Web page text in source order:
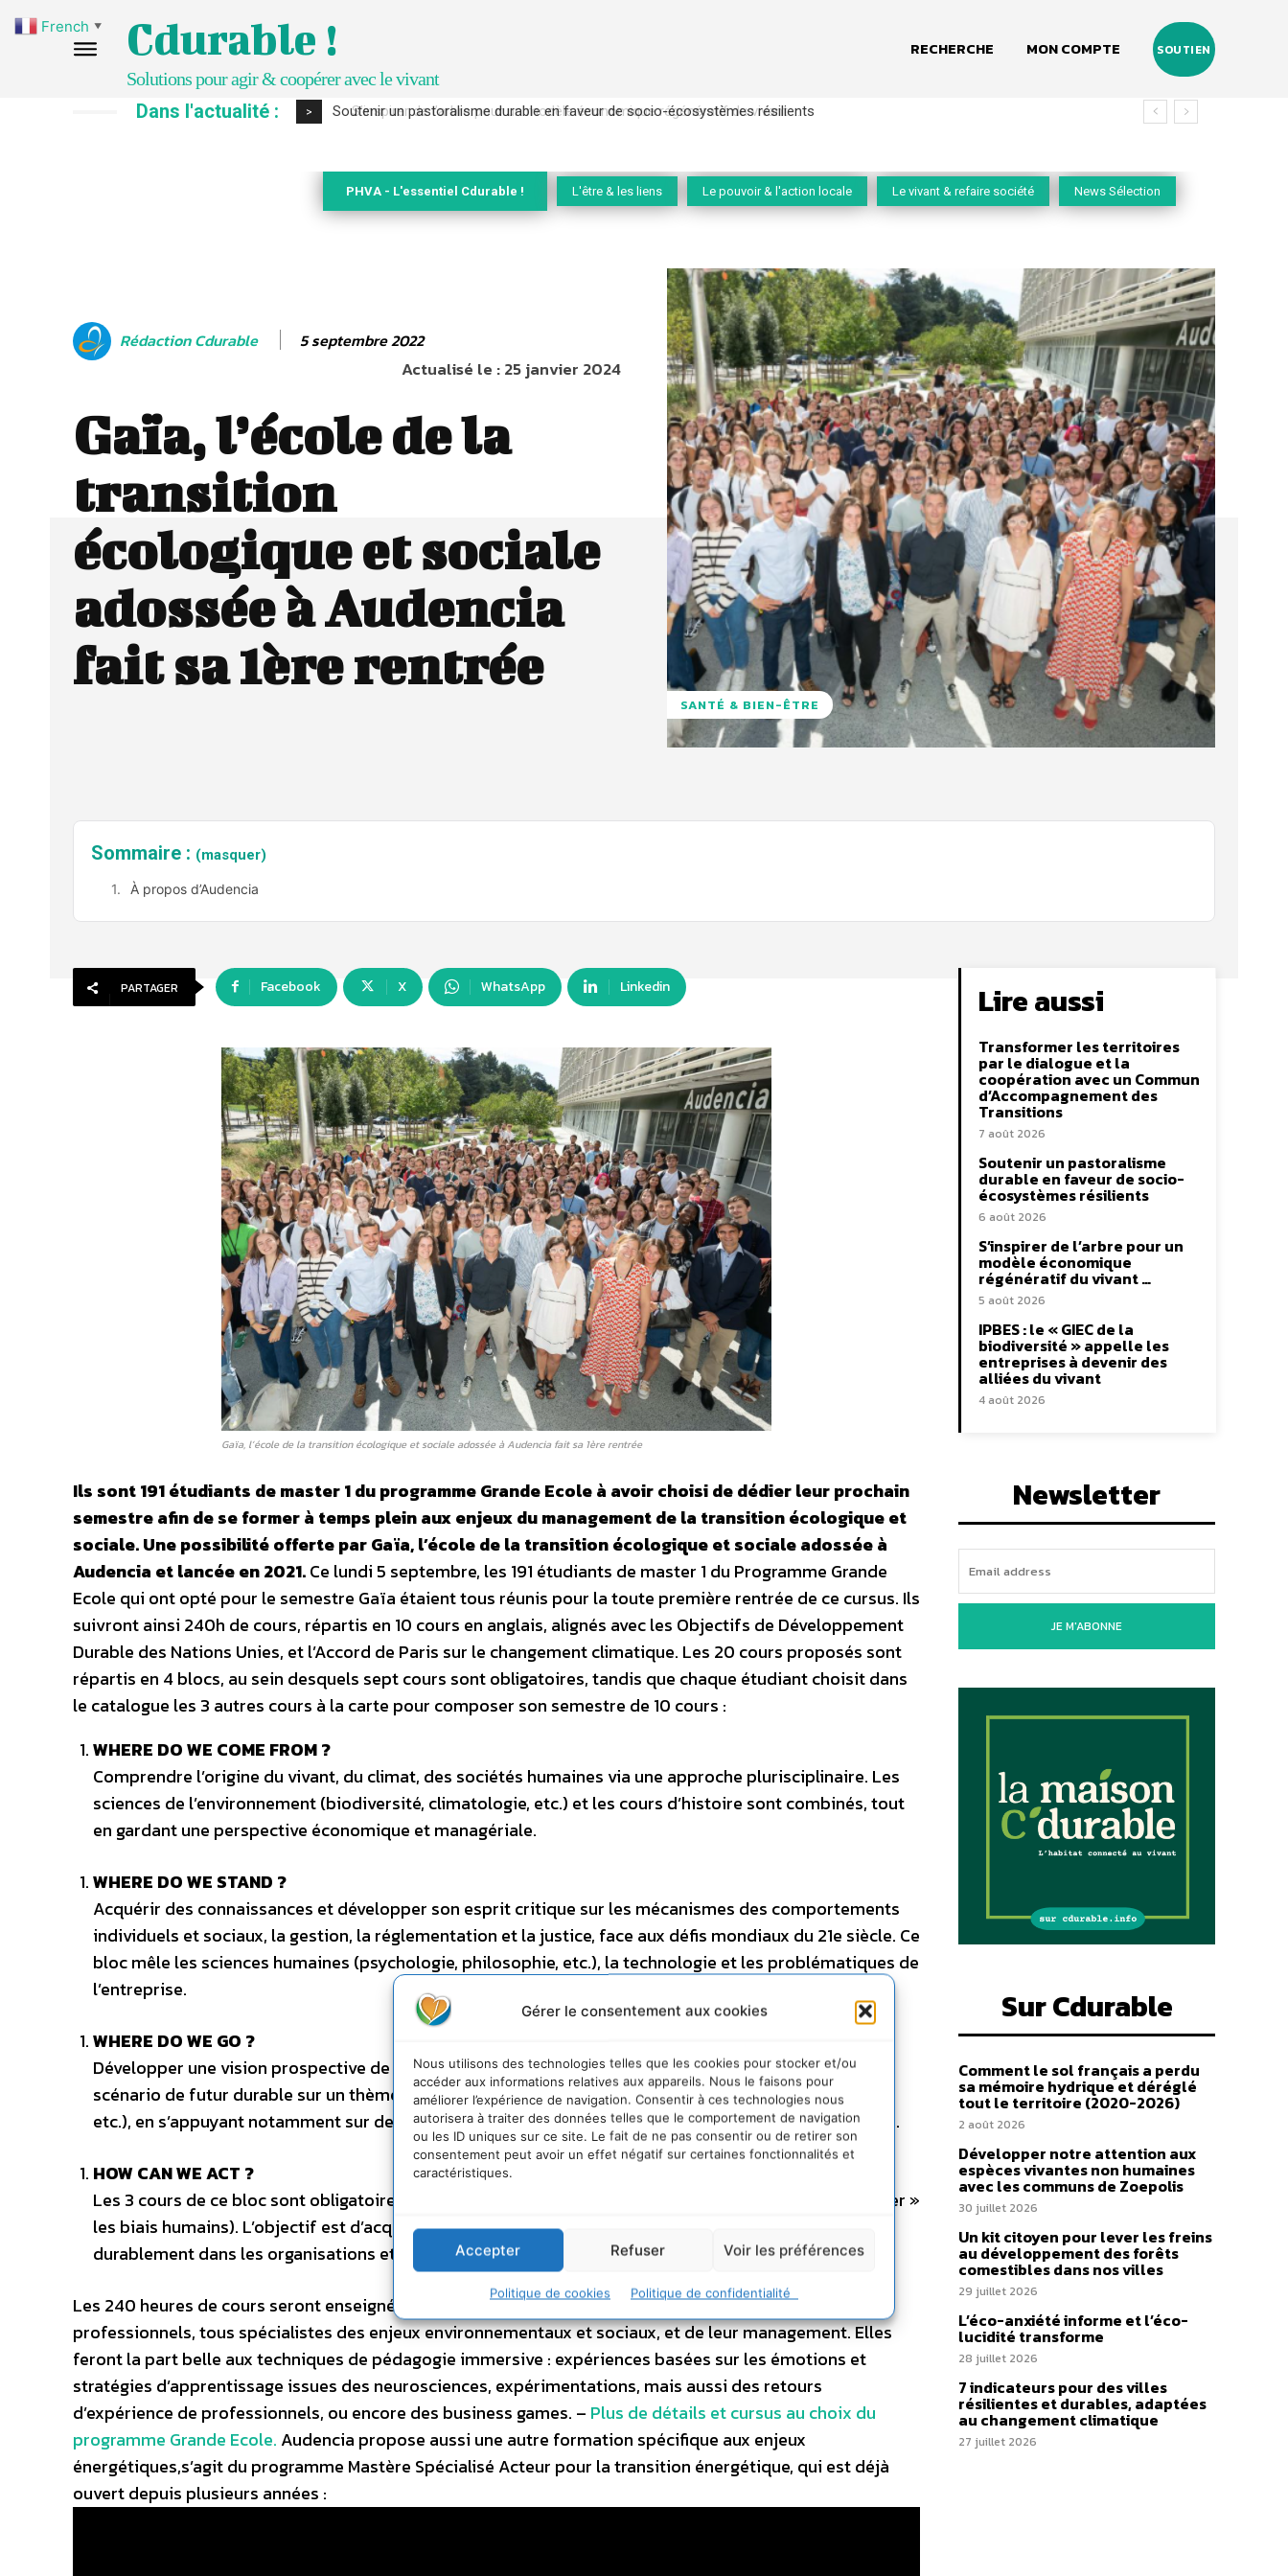
Gérer le consentement aux cookies
Nous utilisons des technologies telles que les cookies pour stocker et/ou
accéder aux informations relatives aux appareils. Nous le faisons pour
améliorer l’expérience de navigation. Consentir à ces technologies nous
autorisera à traiter des données telles que le comportement de navigation
ou les ID uniques sur ce site. Le fait de ne pas consentir ou de retirer son
consentement peut avoir un effet négatif sur certaines fonctionnalités et
caractéristiques.
Accepter Refuser Voir les préférences
Politique de cookies Politique de confidentialité
Cdurable !
Solutions pour agir & coopérer avec le vivant
RECHERCHE MON COMPTE SOUTIEN
Dans l'actualité : > S’inspirer de l’arbre pour un modèle économique régénératif du vivant …
PHVA - L'essentiel Cdurable ! L'être & les liens Le pouvoir & l'action locale Le vivant & refaire société News Sélection
Rédaction Cdurable 5 septembre 2022
Actualisé le :25 janvier 2024
Gaïa, l’école de la
transition
écologique et sociale
adossée à Audencia
fait sa 1ère rentrée
SANTÉ & BIEN-ÊTRE
Sommaire : (masquer)
À propos d’Audencia
PARTAGER Facebook X WhatsApp Linkedin
Gaïa, l’école de la transition écologique et sociale adossée à Audencia fait sa 1ère rentrée
Ils sont 191 étudiants de master 1 du programme Grande Ecole à avoir choisi de dédier leur prochain
semestre afin de se former à temps plein aux enjeux du management de la transition écologique et
sociale. Une possibilité offerte par Gaïa, l’école de la transition écologique et sociale adossée à
Audencia et lancée en 2021.Ce lundi 5 septembre, les 191 étudiants de master 1 du Programme Grande
Ecole qui ont opté pour le semestre Gaïa étaient tous réunis pour la toute première rentrée de ce cursus. Ils
suivront ainsi 240h de cours, répartis en 10 cours en anglais, alignés avec les Objectifs de Développement
Durable des Nations Unies, et l’Accord de Paris sur le changement climatique. Les 20 cours proposés sont
répartis en 4 blocs, au sein desquels sept cours sont obligatoires, tandis que chaque étudiant choisit dans
le catalogue les 3 autres cours à la carte pour composer son semestre de 10 cours :
WHERE DO WE COME FROM ?
Comprendre l’origine du vivant, du climat, des sociétés humaines via une approche plurisciplinaire. Les
sciences de l’environnement (biodiversité, climatologie, etc.) et les cours d’histoire sont combinés, tout
en gardant une perspective économique et managériale.
WHERE DO WE STAND ?
Acquérir des connaissances et développer son esprit critique sur les mécanismes des comportements
individuels et sociaux, la gestion, la réglementation et la justice, face aux défis mondiaux du 21e siècle. Ce
bloc mêle les sciences humaines (psychologie, philosophie, etc.), la technologie et les problématiques de
l’entreprise.
WHERE DO WE GO ?
Développer une vision prospective de la transition écologique et sociale. Les étudiants établiront un
scénario de futur durable sur un thème spécifique (ville, alimentation, transhumanisme, financement,
etc.), en s’appuyant notamment sur des cours liés aux business models et au management stratégique.
HOW CAN WE ACT ?
Les 3 cours de ce bloc sont obligatoires (développement de l’impact, projet de consulting réél, « hacker »
les biais humains). L’objectif est d’acquérir des compétences stratégiques et managériales pour agir
durablement dans les organisations et la société.
Les 240 heures de cours seront enseignées par des professeurs permanents de l’école et des
professionnels, tous spécialistes des enjeux environnementaux et sociaux, et de leur management. Elles
feront la part belle aux techniques de pédagogie immersive : expériences basées sur les émotions et
stratégies d’apprentissage issues des neurosciences, expérimentations, mais aussi des retours
d’expérience de professionnels, ou encore des business games. – Plus de détails et cursus au choix du
programme Grande Ecole. Audencia propose aussi une autre formation spécifique aux enjeux
énergétiques,s’agit du programme Mastère Spécialisé Acteur pour la transition énergétique, qui est déjà
ouvert depuis plusieurs années :
Lire aussi
Transformer les territoires
par le dialogue et la
coopération avec un Commun
d’Accompagnement des
Transitions
7 août 2026
Soutenir un pastoralisme
durable en faveur de socio-
écosystèmes résilients
6 août 2026
S’inspirer de l’arbre pour un
modèle économique
régénératif du vivant …
5 août 2026
IPBES : le « GIEC de la
biodiversité » appelle les
entreprises à devenir des
alliées du vivant
4 août 2026
Newsletter
JE M'ABONNE
Sur Cdurable
Comment le sol français a perdu
sa mémoire hydrique et déréglé
tout le territoire (2020-2026)
2 août 2026
Développer notre attention aux
espèces vivantes non humaines
avec les communs de Zoepolis
30 juillet 2026
Un kit citoyen pour lever les freins
au développement des forêts
comestibles dans nos villes
29 juillet 2026
L’éco-anxiété informe et l’éco-
lucidité transforme
28 juillet 2026
7 indicateurs pour des villes
résilientes et durables, adaptées
au changement climatique
27 juillet 2026
French ▼